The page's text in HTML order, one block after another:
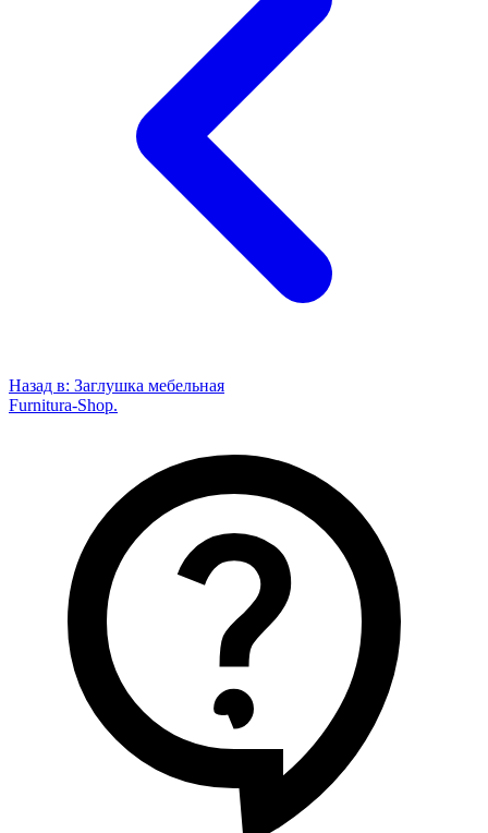
Назад в: Заглушка мебельная
Furnitura-Shop.